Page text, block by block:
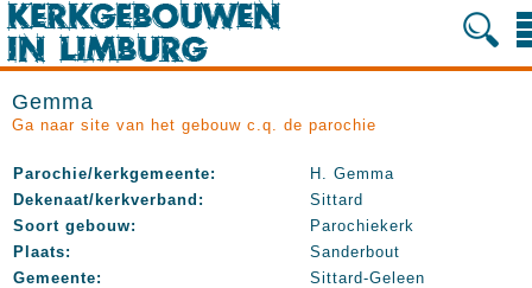
Gemma
Ga naar site van het gebouw c.q. de parochie
Parochie/kerkgemeente:
H. Gemma
Dekenaat/kerkverband:
Sittard
Soort gebouw:
Parochiekerk
Plaats:
Sanderbout
Gemeente:
Sittard-Geleen